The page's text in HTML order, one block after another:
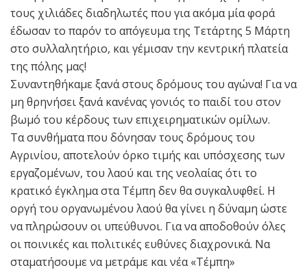
τους χιλιάδες διαδηλωτές που για ακόμα μία φορά
έδωσαν το παρόν το απόγευμα της Τετάρτης 5 Μάρτη
στο συλλαλητήριο, και γέμισαν την κεντρική πλατεία
της πόλης μας!
Συναντηθήκαμε ξανά στους δρόμους του αγώνα! Για να
μη θρηνήσει ξανά κανένας γονιός το παιδί του στον
βωμό του κέρδους των επιχειρηματικών ομίλων.
Τα συνθήματα που δόνησαν τους δρόμους του
Αγρινίου, αποτελούν όρκο τιμής και υπόσχεσης των
εργαζομένων, του λαού και της νεολαίας ότι το
κρατικό έγκλημα στα Τέμπη δεν θα συγκαλυφθεί. Η
οργή του οργανωμένου λαού θα γίνει η δύναμη ώστε
να πληρώσουν οι υπεύθυνοι. Για να αποδοθούν όλες
οι ποινικές και πολιτικές ευθύνες διαχρονικά. Να
σταματήσουμε να μετράμε και νέα «Τέμπη»